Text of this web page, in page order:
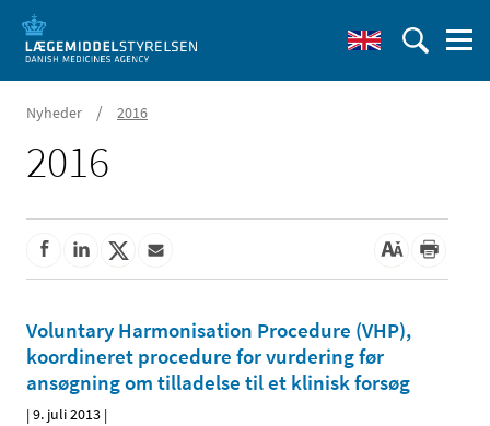
Nyheder / 2016
2016
Voluntary Harmonisation Procedure (VHP),
koordineret procedure for vurdering før
ansøgning om tilladelse til et klinisk forsøg
|9. juli 2013 |